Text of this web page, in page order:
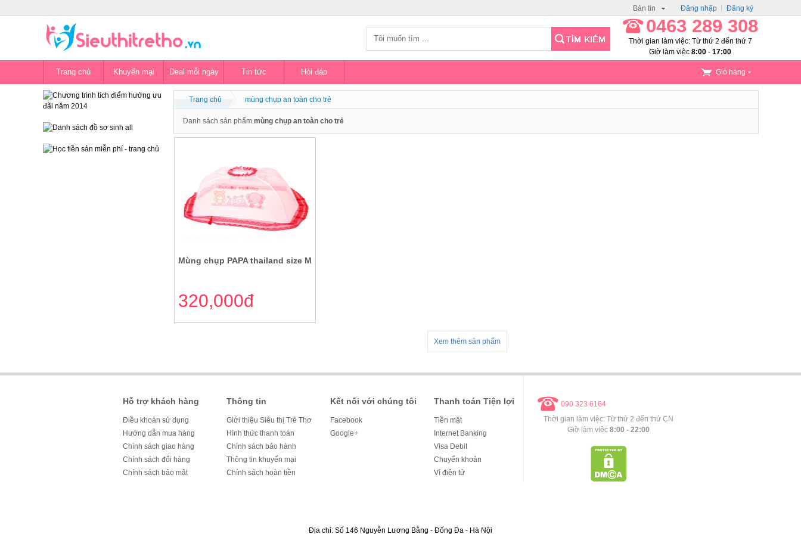
Đăng nhập Đăng ký
Bản tin
0463 289 308
Thời gian làm việc: Từ thứ 2 đến thứ 7
Giờ làm việc 8:00 - 17:00
Trang chủ Khuyến mại Deal mỗi ngày Tin tức Hỏi đáp Giỏ hàng
Trang chủ mùng chụp an toàn cho trẻ
Danh sách sản phẩm mùng chụp an toàn cho trẻ
Mùng chụp PAPA thailand size M
320,000đ
Xem thêm sản phẩm
Hỗ trợ khách hàng
Điều khoản sử dụng
Hướng dẫn mua hàng
Chính sách giao hàng
Chính sách đổi hàng
Chính sách bảo mật
Thông tin
Giới thiệu Siêu thị Trẻ Thơ
Hình thức thanh toán
Chính sách bảo hành
Thông tin khuyến mại
Chính sách hoàn tiền
Kết nối với chúng tôi
Facebook
Google+
Thanh toán Tiện lợi
Tiền mặt
Internet Banking
Visa Debit
Chuyển khoản
Ví điện tử
090 323 6164
Thời gian làm việc: Từ thứ 2 đến thứ CN
Giờ làm việc 8:00 - 22:00
Địa chỉ: Số 146 Nguyễn Lương Bằng - Đống Đa - Hà Nội